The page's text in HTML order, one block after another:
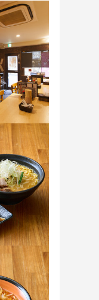
不問。20
もちろ
など、働き
り、プラ
けます。